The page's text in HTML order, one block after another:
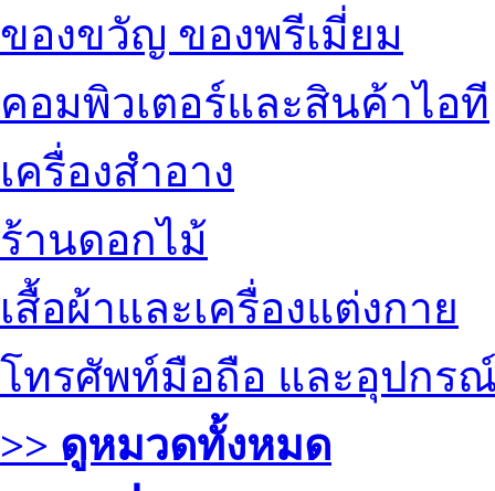
ของขวัญ ของพรีเมี่ยม
คอมพิวเตอร์และสินค้าไอที
เครื่องสำอาง
ร้านดอกไม้
เสื้อผ้าและเครื่องแต่งกาย
โทรศัพท์มือถือ และอุปกร
>> ดูหมวดทั้งหมด